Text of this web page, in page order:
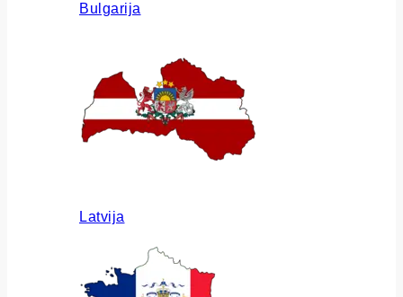
Bulgarija
Latvija